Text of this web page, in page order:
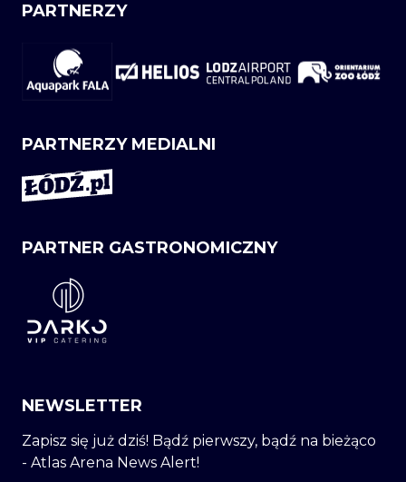
PARTNERZY
PARTNERZY MEDIALNI
PARTNER GASTRONOMICZNY
NEWSLETTER
Zapisz się już dziś! Bądź pierwszy, bądź na bieżąco
- Atlas Arena News Alert!